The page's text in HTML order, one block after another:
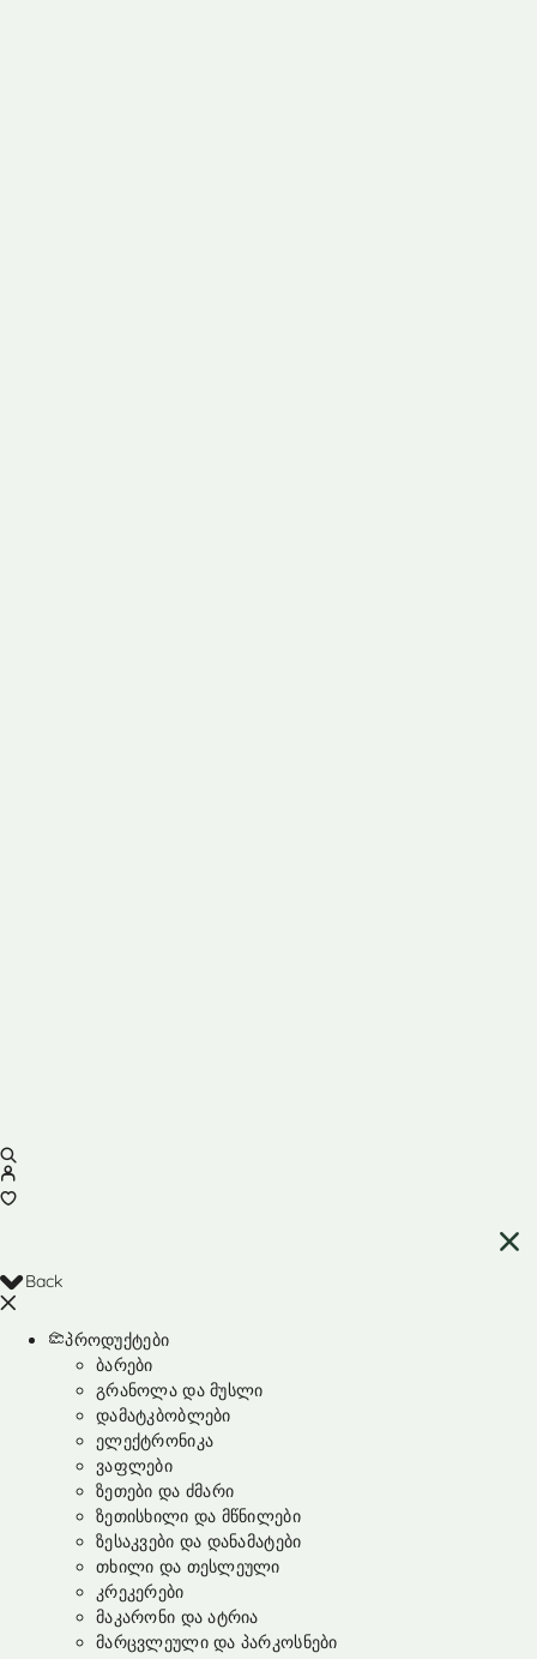
Back
პროდუქტები
ბარები
გრანოლა და მუსლი
დამატკბობლები
ელექტრონიკა
ვაფლები
ზეთები და ძმარი
ზეთისხილი და მწნილები
ზესაკვები და დანამატები
თხილი და თესლეული
კრეკერები
მაკარონი და ატრია
მარცვლეული და პარკოსნები